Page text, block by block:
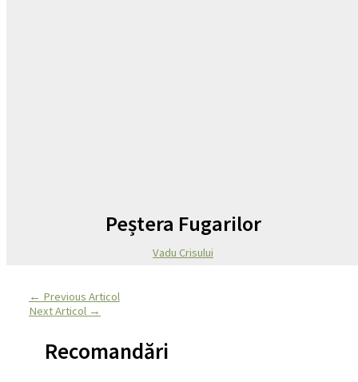
Peștera Fugarilor
Vadu Crisului
← Previous Articol
Next Articol →
Recomandări